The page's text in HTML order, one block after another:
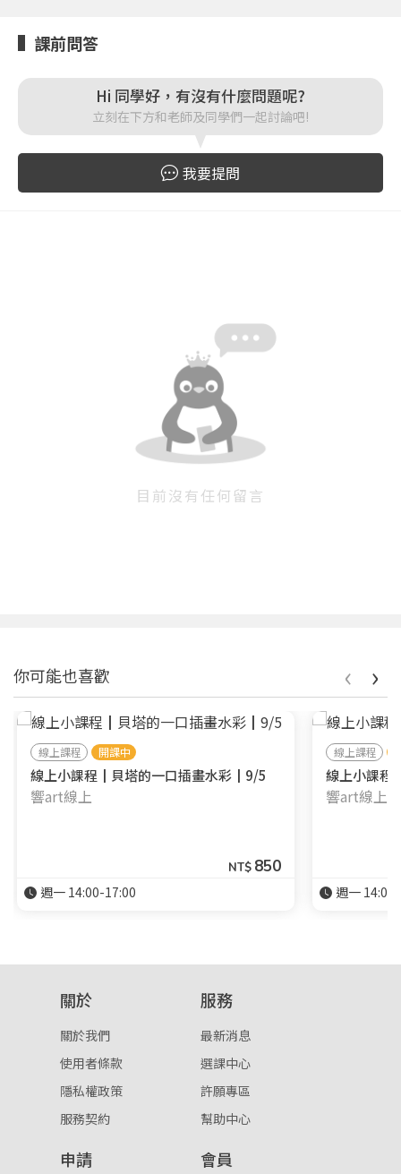
或 或
按下註冊即代表你同意我們的 使用者條款
策
。
重設密碼
取消
課前問答
Hi 同學好，有沒有什麼問題呢?
立刻在下方和老師及同學們一起討論吧!
我要提問
目前沒有任何留言
你可能也喜歡
線上課程 開課中
線上小課程┃貝塔的一口插畫水彩┃9/5
響art線上
NT$ 850
週一 14:00-17:00
線上課程
線上小課
響art線上
週一
‹ ›
關於
關於我們
使用者條款
隱私權政策
服務契約
服務
最新消息
選課中心
許願專區
幫助中心
申請 會員